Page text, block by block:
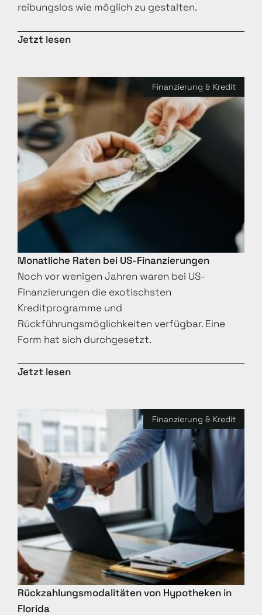
reibungslos wie möglich zu gestalten.
Jetzt lesen
Finanzierung & Kredit
Monatliche Raten bei US-Finanzierungen
Noch vor wenigen Jahren waren bei US-
Finanzierungen die exotischsten
Kreditprogramme und
Rückführungsmöglichkeiten verfügbar. Eine
Form hat sich durchgesetzt.
Jetzt lesen
Finanzierung & Kredit
Rückzahlungsmodalitäten von Hypotheken in
Florida